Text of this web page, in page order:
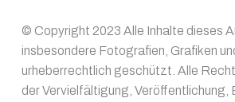
© Copyright 2023 Alle Inhalte dieses
insbesondere Fotografien, Grafiken
urheberrechtlich geschützt. Alle
der Vervielfältigung, Veröffentlichung,